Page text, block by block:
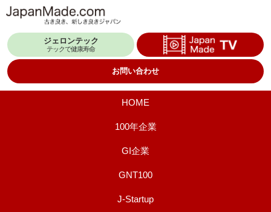
テ
ジェロンテック
テックで健康寿命
お問い合わせ
HOME
100年企業
GI企業
GNT100
J-Startup